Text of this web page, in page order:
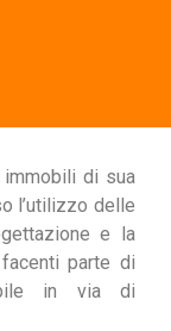
immobili di sua
l’utilizzo delle
e la
parte di
in via di